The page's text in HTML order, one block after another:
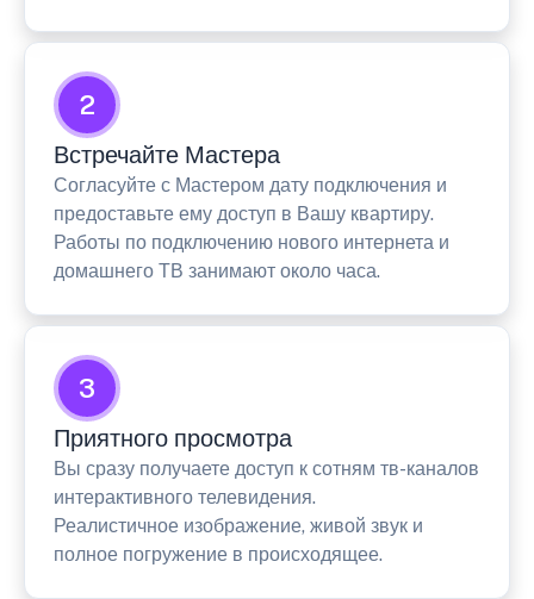
2
Встречайте Мастера
Согласуйте с Мастером дату подключения и
предоставьте ему доступ в Вашу квартиру.
Работы по подключению нового интернета и
домашнего ТВ занимают около часа.
3
Приятного просмотра
Вы сразу получаете доступ к сотням тв-каналов
интерактивного телевидения.
Реалистичное изображение, живой звук и
полное погружение в происходящее.